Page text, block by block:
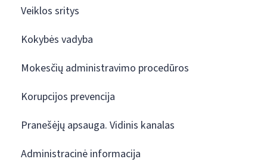
Veiklos sritys
Kokybės vadyba
Mokesčių administravimo procedūros
Korupcijos prevencija
Pranešėjų apsauga. Vidinis kanalas
Administracinė informacija